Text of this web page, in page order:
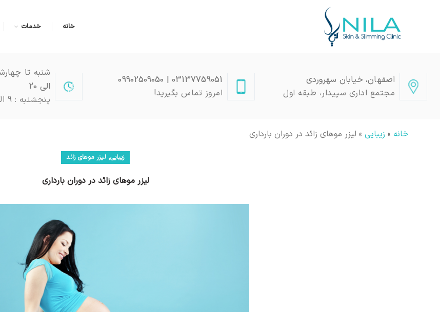
خانه خدمات
اصفهان، خیابان سهروردی
مجتمع اداری سپیدار، طبقه اول
03137759051 | 09902509050
امروز تماس بگیرید!
الی 20
پنجشنبه : 9 الی 13
خانه » زیبایی » لیزر موهای زائد در دوران بارداری
زیبایی,لیزر موهای زائد
لیزر موهای زائد در دوران بارداری